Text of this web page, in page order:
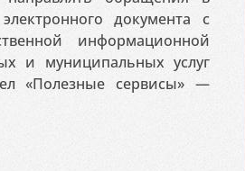
документа с
информационной
и муниципальных услуг
«Полезные сервисы» —